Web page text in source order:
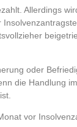
Allerdings
oder
die Handlung
vor